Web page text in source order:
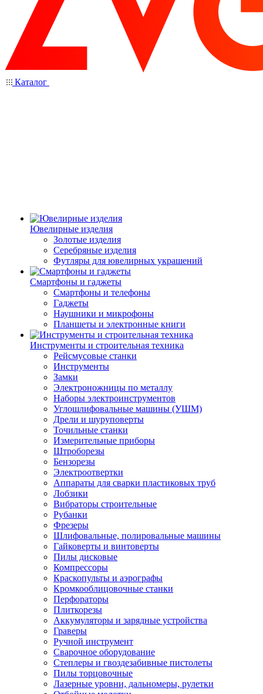
Каталог
Ювелирные изделия
Золотые изделия
Серебряные изделия
Футляры для ювелирных украшений
Смартфоны и гаджеты
Смартфоны и телефоны
Гаджеты
Наушники и микрофоны
Планшеты и электронные книги
Инструменты и строительная техника
Рейсмусовые станки
Инструменты
Замки
Электроножницы по металлу
Наборы электроинструментов
Углошлифовальные машины (УШМ)
Дрели и шуруповерты
Точильные станки
Измерительные приборы
Штроборезы
Бензорезы
Электроотвертки
Аппараты для сварки пластиковых труб
Лобзики
Вибраторы строительные
Рубанки
Фрезеры
Шлифовальные, полировальные машины
Гайковерты и винтоверты
Пилы дисковые
Компрессоры
Краскопульты и аэрографы
Кромкооблицовочные станки
Перфораторы
Плиткорезы
Аккумуляторы и зарядные устройства
Граверы
Ручной инструмент
Сварочное оборудование
Степлеры и гвоздезабивные пистолеты
Пилы торцовочные
Лазерные уровни, дальномеры, рулетки